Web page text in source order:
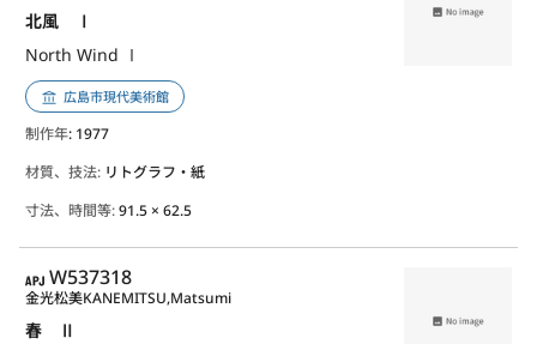
北風 Ⅰ
North Wind Ⅰ
広島市現代美術館
制作年: 1977
材質、技法: リトグラフ・紙
寸法、時間等:91.5 × 62.5
APJ
W537318
春 Ⅱ
金光松美KANEMITSU,Matsumi